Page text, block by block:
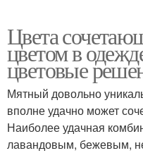
Цвета
цветом в
цветовые
Мятный довольно
вполне удачно может
Наиболее удачная
лавандовым, бежевым,